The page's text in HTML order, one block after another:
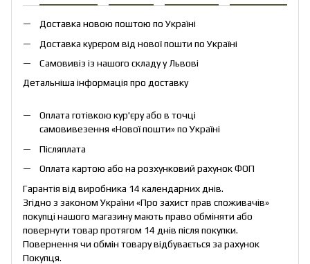
Доставка новою поштою по Україні
Доставка курєром від нової пошти по Україні
Самовивіз із нашого складу у Львові
Детальніша інформація про доставку
Оплата готівкою кур'єру або в точці
самовивезення «Нової пошти» по Україні
Післяплата
Оплата картою або на розхунковий рахунок ФОП
Гарантія від виробника 14 календарних днів.
Згідно з законом України «Про захист прав споживачів»
покупці нашого магазину мають право обміняти або
повернути товар протягом 14 днів після покупки.
Повернення чи обмін товару відбувається за рахунок
Покупця.